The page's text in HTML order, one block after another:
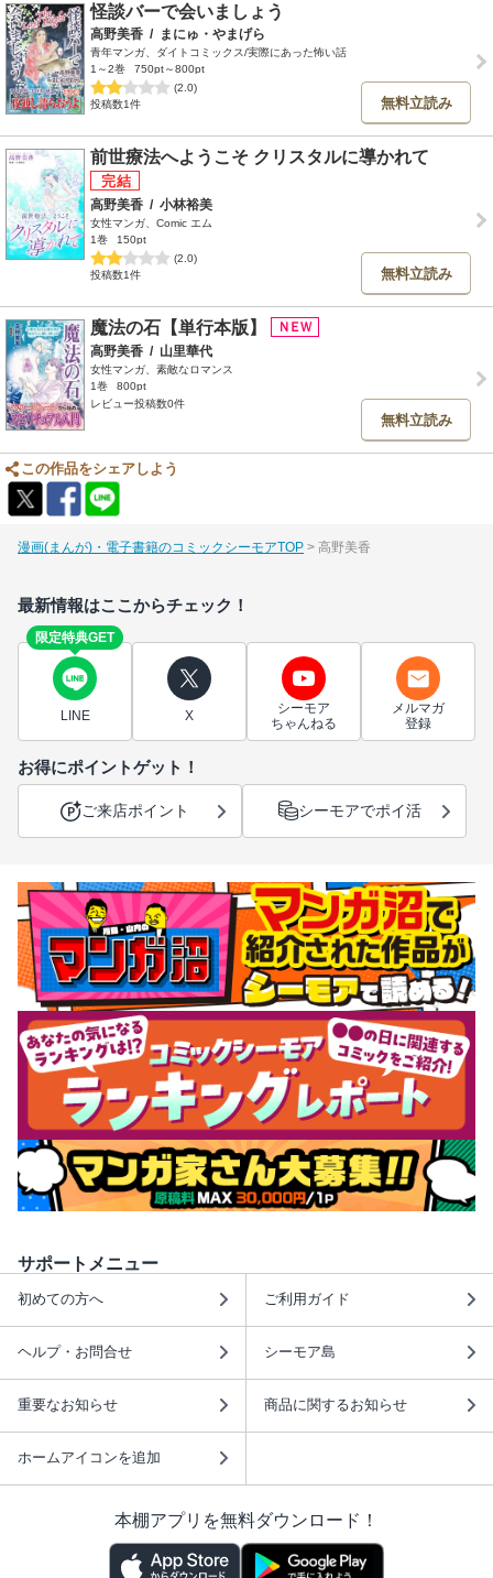
怪談バーで会いましょう
高野美香 / まにゅ・やまげら
青年マンガ、ダイトコミックス/実際にあった怖い話
1～2巻
750pt～800pt
(2.0)
投稿数1件
無料立読み
前世療法へようこそ クリスタルに導かれて
高野美香 / 小林裕美
女性マンガ、Comic エム
1巻
150pt
(2.0)
投稿数1件
無料立読み
魔法の石【単行本版】
高野美香 / 山里華代
女性マンガ、素敵なロマンス
1巻
800pt
レビュー投稿数0件
無料立読み
この作品をシェアしよう
漫画(まんが)・電子書籍のコミックシーモアTOP 高野美香
最新情報はここからチェック！
限定特典GET
LINE X
シーモア
ちゃんねる
メルマガ
登録
お得にポイントゲット！
ご来店ポイント シーモアでポイ活
サポートメニュー
初めての方へ ご利用ガイド
ヘルプ・お問合せ シーモア島
重要なお知らせ 商品に関するお知らせ
ホームアイコンを追加
本棚アプリを無料ダウンロード！